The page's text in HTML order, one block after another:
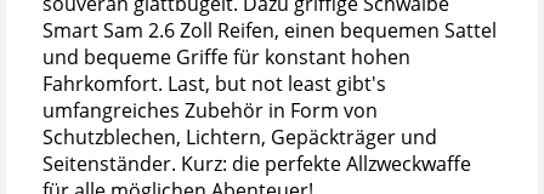
Smart Sam 2.6 Zoll Reifen, einen bequemen Sattel
und bequeme Griffe für konstant hohen
Fahrkomfort. Last, but not least gibt's
umfangreiches Zubehör in Form von
Schutzblechen, Lichtern, Gepäckträger und
Seitenständer. Kurz: die perfekte Allzweckwaffe